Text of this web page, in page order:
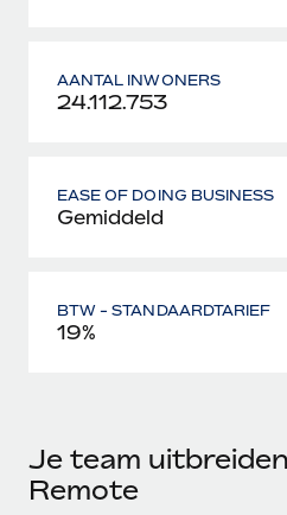
AANTAL INWONERS
24.112.753
EASE OF DOING BUSINESS
Gemiddeld
BTW - STANDAARDTARIEF
19%
Je team
Remote